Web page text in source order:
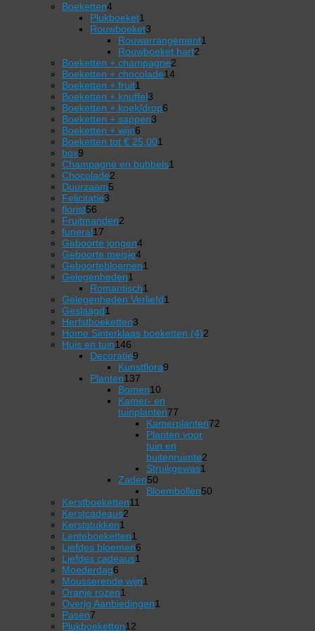
Boeketten44
producten
Plukboeket1
product
Rouwboeket3
producten
Rouwarrangement1
Rouwboeket hart2
Boeketten + champagne2
Boeketten + chocolade1414
Boeketten + fruit1
product
Boeketten + knuffel3
producten
Boeketten + koek/drop6
Boeketten + sappen3
Boeketten + wijn6
producten
Boeketten tot € 25,001
box9
producten
Champagne en bubbels1
Chocolade2
Duurzaam5
Felicitatie3
florist56
producten
Fruitmanden2
funeral17
producten
Geboorte jongen44
Geboorte meisje44
producten
Geboortebloemen1
Gelegenheden1
product
Romantisch1
product
Gelegenheden Verliefd1
Geslaagd1
product
Herfstboeketten3
producten
Home Sinterklaas boeketten (4)2
Huis en tuin146
producten
Decoratie9
producten
Kunstflora9
Planten137
producten
Bomen10
producten
Kamer- en
tuinplanten77
producten
Kamerplanten72
72
producten
Planten voor
tuin en
buitenruimte2
Struikgewas1
Zaden50
producten
Bloembollen50
Kerstboeketten11
Kerstcadeaus2
Kerststukken1
product
Lenteboeketten1
product
Liefdes bloemen6
Liefdes cadeaus1
Moederdag6
producten
Mousserende wijn1
Oranje rozen1
product
Overig Aanbiedingen1
Pasen7
producten
Plukboeketten12